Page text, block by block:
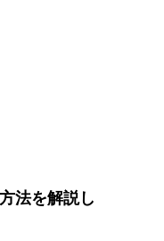
法を解説し